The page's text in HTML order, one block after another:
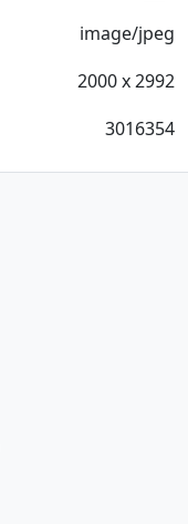
image/jpeg
2000 x 2992
3016354